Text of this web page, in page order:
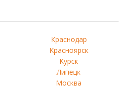
Краснодар
Красноярск
Курск
Липецк
Москва